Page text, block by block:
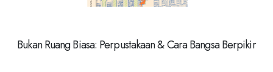
Bukan Ruang Biasa: Perpustakaan & Cara Bangsa Berpikir